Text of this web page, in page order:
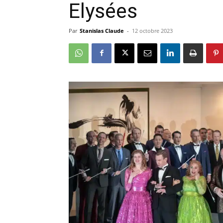
Elysées
Par Stanislas Claude - 12 octobre 2023